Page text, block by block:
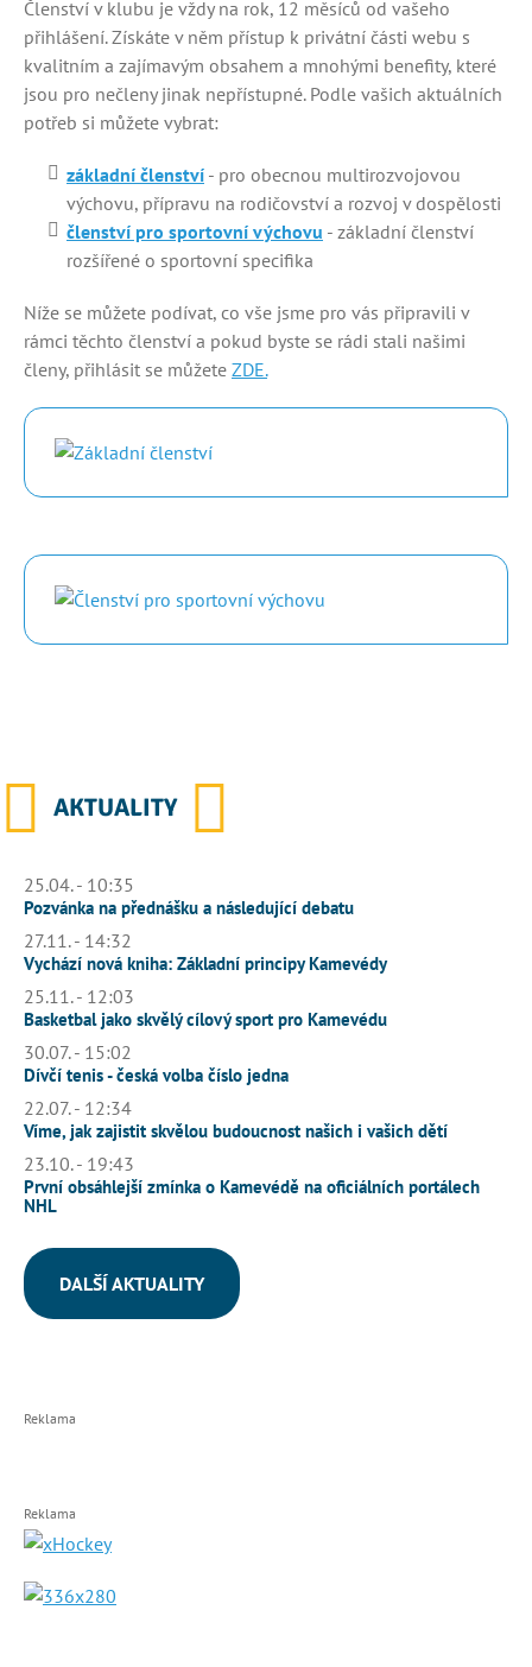
Členství v klubu je vždy na rok, 12 měsíců od vašeho
přihlášení. Získáte v něm přístup k privátní části webu s
kvalitním a zajímavým obsahem a mnohými benefity, které
jsou pro nečleny jinak nepřístupné. Podle vašich aktuálních
potřeb si můžete vybrat:
základní členství - pro obecnou multirozvojovou
výchovu, přípravu na rodičovství a rozvoj v dospělosti
členství pro sportovní výchovu - základní členství
rozšířené o sportovní specifika
Níže se můžete podívat, co vše jsme pro vás připravili v
rámci těchto členství a pokud byste se rádi stali našimi
členy, přihlásit se můžete ZDE.
AKTUALITY
25.04. - 10:35
Pozvánka na přednášku a následující debatu
27.11. - 14:32
Vychází nová kniha: Základní principy Kamevédy
25.11. - 12:03
Basketbal jako skvělý cílový sport pro Kamevédu
30.07. - 15:02
Dívčí tenis - česká volba číslo jedna
22.07. - 12:34
Víme, jak zajistit skvělou budoucnost našich i vašich dětí
23.10. - 19:43
První obsáhlejší zmínka o Kamevédě na oficiálních portálech
NHL
DALŠÍ AKTUALITY
Reklama
Reklama